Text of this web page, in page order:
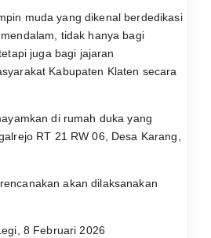
muda yang dikenal berdedikasi
tidak hanya bagi
juga bagi jajaran
Kabupaten Klaten secara
di rumah duka yang
RT 21 RW 06, Desa Karang,
akan dilaksanakan
8 Februari 2026